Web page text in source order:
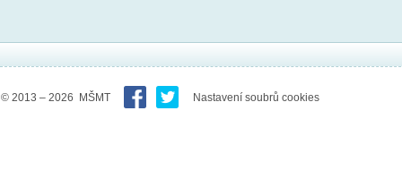
© 2013 – 2026 MŠMT Nastavení soubrů cookies